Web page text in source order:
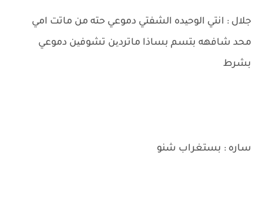
جلال : انتي الوحیده الشفتي دموعي حته من ماتت امي
محد شافهه بتسم بساذا ماتردین تشوفین دموعي
بشرط
ساره : بستغراب شنو